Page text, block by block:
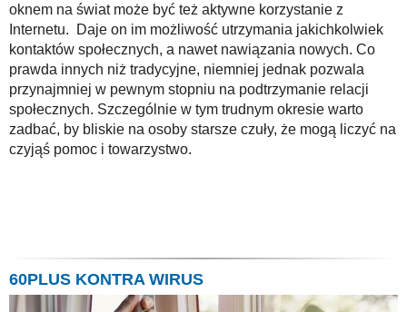
oknem na świat może być też aktywne korzystanie z
Internetu. Daje on im możliwość utrzymania jakichkolwiek
kontaktów społecznych, a nawet nawiązania nowych. Co
prawda innych niż tradycyjne, niemniej jednak pozwala
przynajmniej w pewnym stopniu na podtrzymanie relacji
społecznych. Szczególnie w tym trudnym okresie warto
zadbać, by bliskie na osoby starsze czuły, że mogą liczyć na
czyjąś pomoc i towarzystwo.
60PLUS KONTRA WIRUS